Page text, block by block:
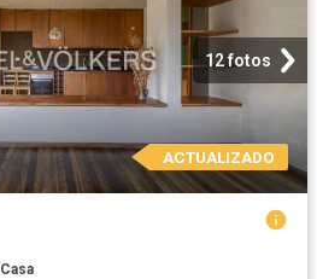
12 fotos
ACTUALIZADO
Casa